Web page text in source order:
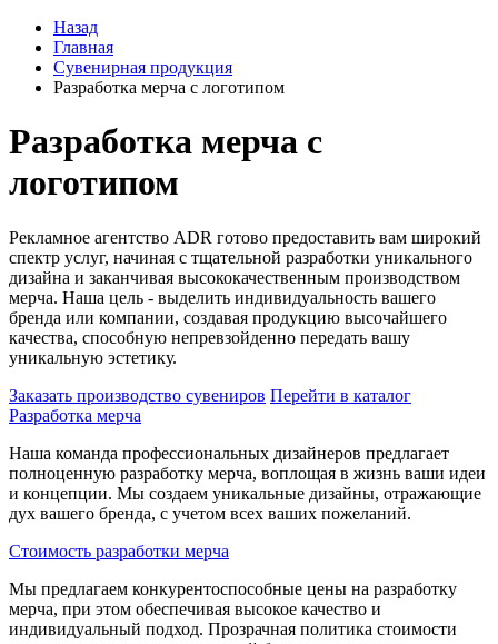
Назад
Главная
Сувенирная продукция
Разработка мерча с логотипом
Разработка мерча с
логотипом
Рекламное агентство ADR готово предоставить вам широкий
спектр услуг, начиная с тщательной разработки уникального
дизайна и заканчивая высококачественным производством
мерча. Наша цель - выделить индивидуальность вашего
бренда или компании, создавая продукцию высочайшего
качества, способную непревзойденно передать вашу
уникальную эстетику.
Заказать производство сувениров Перейти в каталог
Разработка мерча
Наша команда профессиональных дизайнеров предлагает
полноценную разработку мерча, воплощая в жизнь ваши идеи
и концепции. Мы создаем уникальные дизайны, отражающие
дух вашего бренда, с учетом всех ваших пожеланий.
Стоимость разработки мерча
Мы предлагаем конкурентоспособные цены на разработку
мерча, при этом обеспечивая высокое качество и
индивидуальный подход. Прозрачная политика стоимости